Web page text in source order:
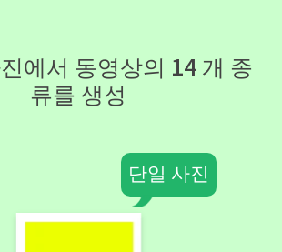
에서 동영상의 14 개 종
류를 생성
단일 사진